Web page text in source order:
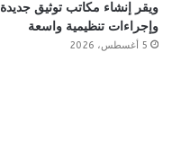
ويقر إنشاء مكاتب توثيق جديدة
وإجراءات تنظيمية واسعة
5 أغسطس، 2026